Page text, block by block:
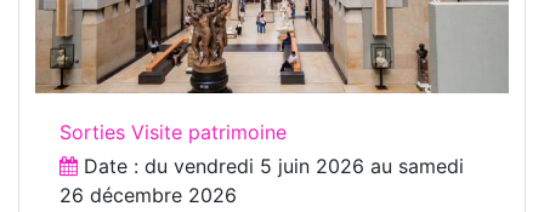
Sorties Visite patrimoine
Date : du vendredi 5 juin 2026 au samedi
26 décembre 2026